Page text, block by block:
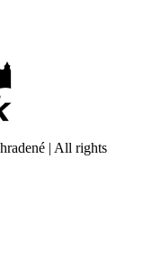
| All rights